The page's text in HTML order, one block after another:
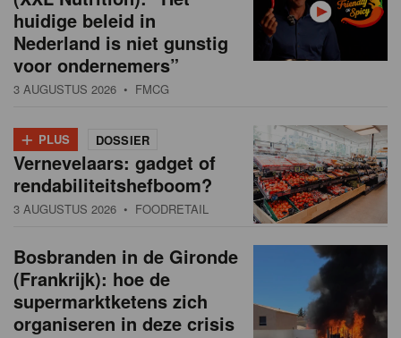
huidige beleid in
Nederland is niet gunstig
voor ondernemers”
3 AUGUSTUS 2026 • FMCG
+ PLUS DOSSIER
Vernevelaars: gadget of
rendabiliteitshefboom?
3 AUGUSTUS 2026 • FOODRETAIL
Bosbranden in de Gironde
(Frankrijk): hoe de
supermarktketens zich
organiseren in deze crisis